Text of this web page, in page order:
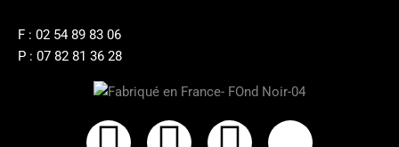
F : 02 54 89 83 06
P : 07 82 81 36 28